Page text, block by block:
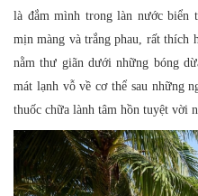
là đắm mình trong làn nước biển
mịn màng và trắng phau, rất thích
nằm thư giãn dưới những bóng
mát lạnh vỗ về cơ thể sau những
thuốc chữa lành tâm hồn tuyệt vời